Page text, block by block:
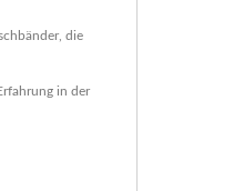
die
in der